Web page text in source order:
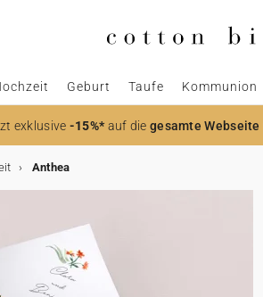
Geburt Taufe Kommunion
exklusive -15%*auf die gesamte Webseite
Anthea